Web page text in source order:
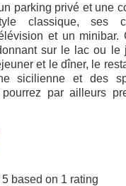
parking privé et une
classique, ses
et un minibar.
sur le lac ou le
et le dîner, le
sicilienne et des
par ailleurs
5 based on 1 rating